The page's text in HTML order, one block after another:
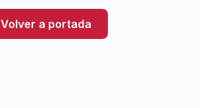
Volver a portada